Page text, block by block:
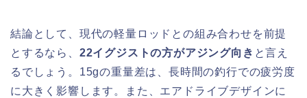
結論として、現代の軽量ロッドとの組み合わせを前提
とするなら、 22イグジストの方がアジング向き と言え
るでしょう。15gの重量差は、長時間の釣行での疲労度
に大きく影響します。また、エアドライブデザインに